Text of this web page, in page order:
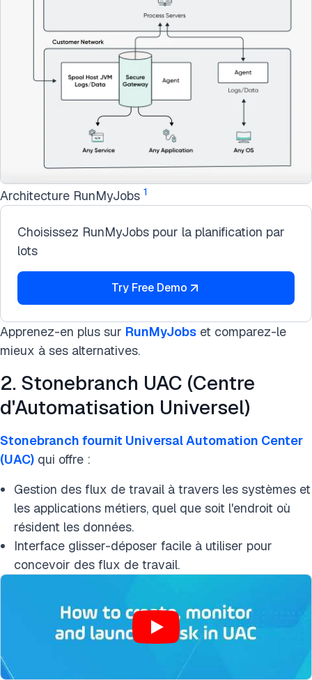
Architecture RunMyJobs 1
Choisissez RunMyJobs pour la planification par
lots
Try Free Demo
Apprenez-en plus sur RunMyJobs et comparez-le
mieux à ses alternatives.
2. Stonebranch UAC (Centre
d'Automatisation Universel)
Stonebranch fournit Universal Automation Center
(UAC) qui offre :
Gestion des flux de travail à travers les systèmes et
les applications métiers, quel que soit l'endroit où
résident les données.
Interface glisser-déposer facile à utiliser pour
concevoir des flux de travail.